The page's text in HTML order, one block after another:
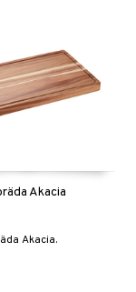
Akacia
Akacia.